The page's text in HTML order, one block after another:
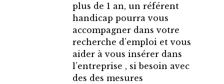
plus de 1 an, un référent
handicap pourra vous
accompagner dans votre
recherche d’emploi et vous
aider à vous insérer dans
l’entreprise , si besoin avec
des des mesures